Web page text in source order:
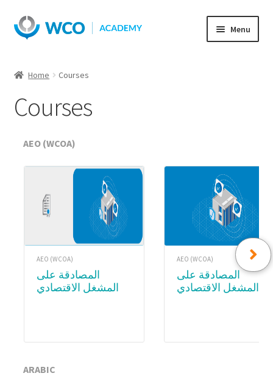
Skip
to
Skip
to
Menu
Home Courses
Courses
AEO (WCOA)
AEO (WCOA)
المصادقة على
المشغل الاقتصادي
AEO (WCOA)
المصادقة على
المشغل الاقتصادي
ARABIC